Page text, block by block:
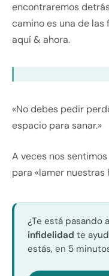
encontraremos
camino es una de las
aquí & ahora.
«No debes pedir
espacio para sanar.»
A veces nos
para «lamer nuestras
¿Te está pasando
infidelidad te
estás, en 5